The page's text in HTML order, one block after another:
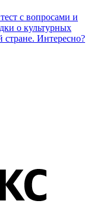
с вопросами и
о культурных
Интересно?